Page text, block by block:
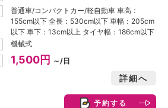
普通車/コンパクトカー/軽自動車 車高：
155cm以下 全長：530cm以下 車幅：205cm
以下 車下：13cm以上 タイヤ幅：186cm以下
機械式
1,500円 ～/日
詳細へ
予約する